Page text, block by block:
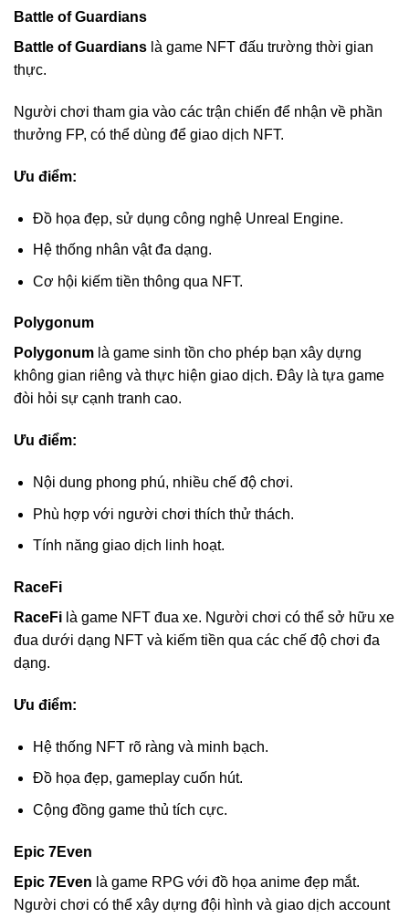
Battle of Guardians
Battle of Guardians là game NFT đấu trường thời gian
thực.
Người chơi tham gia vào các trận chiến để nhận về phần
thưởng FP, có thể dùng để giao dịch NFT.
Ưu điểm:
Đồ họa đẹp, sử dụng công nghệ Unreal Engine.
Hệ thống nhân vật đa dạng.
Cơ hội kiếm tiền thông qua NFT.
Polygonum
Polygonum là game sinh tồn cho phép bạn xây dựng
không gian riêng và thực hiện giao dịch. Đây là tựa game
đòi hỏi sự cạnh tranh cao.
Ưu điểm:
Nội dung phong phú, nhiều chế độ chơi.
Phù hợp với người chơi thích thử thách.
Tính năng giao dịch linh hoạt.
RaceFi
RaceFi là game NFT đua xe. Người chơi có thể sở hữu xe
đua dưới dạng NFT và kiếm tiền qua các chế độ chơi đa
dạng.
Ưu điểm:
Hệ thống NFT rõ ràng và minh bạch.
Đồ họa đẹp, gameplay cuốn hút.
Cộng đồng game thủ tích cực.
Epic 7Even
Epic 7Even là game RPG với đồ họa anime đẹp mắt.
Người chơi có thể xây dựng đội hình và giao dịch account